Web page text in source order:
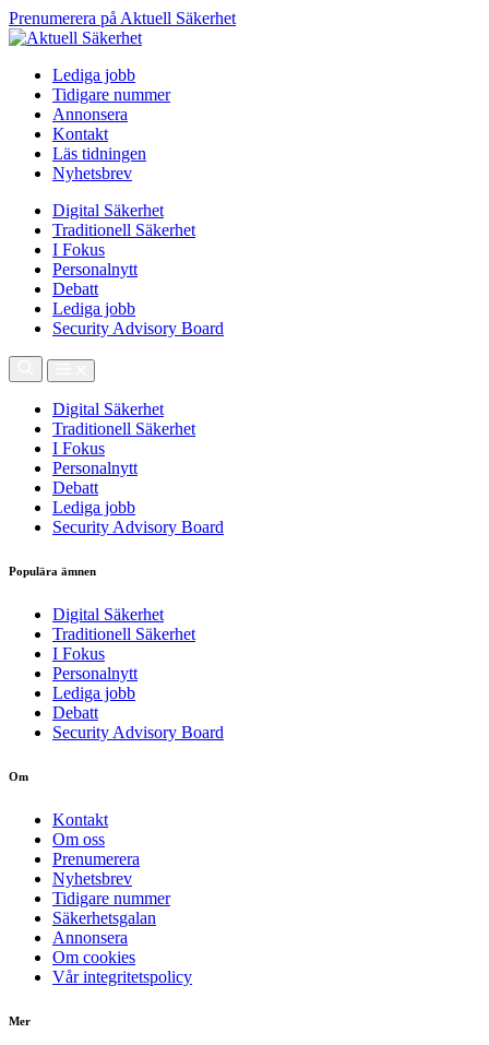
Prenumerera på Aktuell Säkerhet
Lediga jobb
Tidigare nummer
Annonsera
Kontakt
Läs tidningen
Nyhetsbrev
Digital Säkerhet
Traditionell Säkerhet
I Fokus
Personalnytt
Debatt
Lediga jobb
Security Advisory Board
Digital Säkerhet
Traditionell Säkerhet
I Fokus
Personalnytt
Debatt
Lediga jobb
Security Advisory Board
Populära ämnen
Digital Säkerhet
Traditionell Säkerhet
I Fokus
Personalnytt
Lediga jobb
Debatt
Security Advisory Board
Om
Kontakt
Om oss
Prenumerera
Nyhetsbrev
Tidigare nummer
Säkerhetsgalan
Annonsera
Om cookies
Vår integritetspolicy
Mer